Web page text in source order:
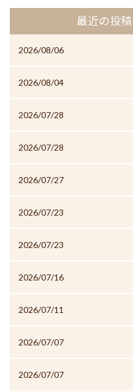
最近の投稿
2026/08/06
2026/08/04
2026/07/28
2026/07/28
2026/07/27
2026/07/23
2026/07/23
2026/07/16
2026/07/11
2026/07/07
2026/07/07